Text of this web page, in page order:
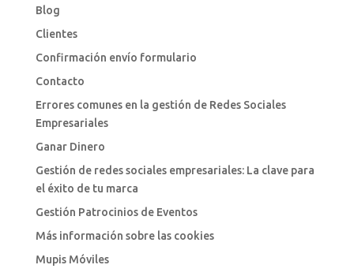
Blog
Clientes
Confirmación envío formulario
Contacto
Errores comunes en la gestión de Redes Sociales
Empresariales
Ganar Dinero
Gestión de redes sociales empresariales: La clave para
el éxito de tu marca
Gestión Patrocinios de Eventos
Más información sobre las cookies
Mupis Móviles